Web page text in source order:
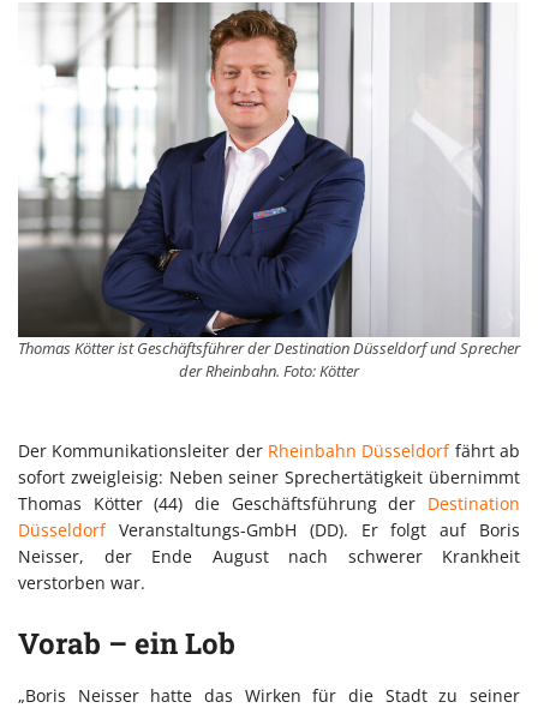
Thomas Kötter ist Geschäftsführer der Destination Düsseldorf und Sprecher
der Rheinbahn. Foto: Kötter
Der Kommunikationsleiter der Rheinbahn Düsseldorffährt ab
sofort zweigleisig: Neben seiner Sprechertätigkeit übernimmt
Thomas Kötter (44) die Geschäftsführung der Destination
DüsseldorfVeranstaltungs-GmbH (DD). Er folgt auf Boris
Neisser, der Ende August nach schwerer Krankheit
verstorben war.
Vorab – ein Lob
„Boris Neisser hatte das Wirken für die Stadt zu seiner